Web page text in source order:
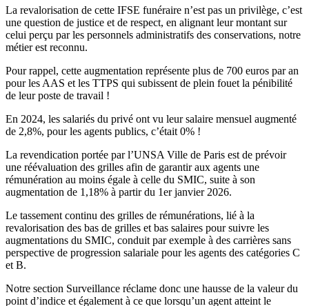
La revalorisation de cette IFSE funéraire n’est pas un privilège, c’est
une question de justice et de respect, en alignant leur montant sur
celui perçu par les personnels administratifs des conservations, notre
métier est reconnu.
Pour rappel, cette augmentation représente plus de 700 euros par an
pour les AAS et les TTPS qui subissent de plein fouet la pénibilité
de leur poste de travail !
En 2024, les salariés du privé ont vu leur salaire mensuel augmenté
de 2,8%, pour les agents publics, c’était 0% !
La revendication portée par l’UNSA Ville de Paris est de prévoir
une réévaluation des grilles afin de garantir aux agents une
rémunération au moins égale à celle du SMIC, suite à son
augmentation de 1,18% à partir du 1er janvier 2026.
Le tassement continu des grilles de rémunérations, lié à la
revalorisation des bas de grilles et bas salaires pour suivre les
augmentations du SMIC, conduit par exemple à des carrières sans
perspective de progression salariale pour les agents des catégories C
et B.
Notre section Surveillance réclame donc une hausse de la valeur du
point d’indice et également à ce que lorsqu’un agent atteint le